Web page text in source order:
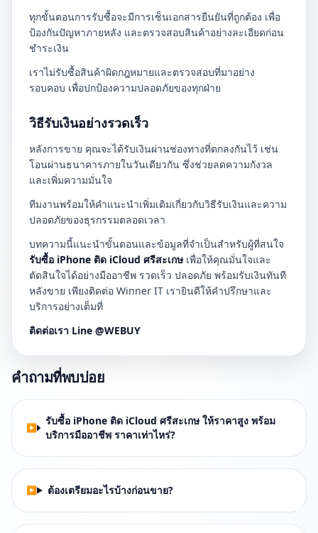
ทุกขั้นตอนการรับซื้อจะมีการเซ็นเอกสารยืนยันที่ถูกต้อง เพื่อ
ป้องกันปัญหาภายหลัง และตรวจสอบสินค้าอย่างละเอียดก่อน
ชำระเงิน
เราไม่รับซื้อสินค้าผิดกฎหมายและตรวจสอบที่มาอย่าง
รอบคอบ เพื่อปกป้องความปลอดภัยของทุกฝ่าย
วิธีรับเงินอย่างรวดเร็ว
หลังการขาย คุณจะได้รับเงินผ่านช่องทางที่ตกลงกันไว้ เช่น
โอนผ่านธนาคารภายในวันเดียวกัน ซึ่งช่วยลดความกังวล
และเพิ่มความมั่นใจ
ทีมงานพร้อมให้คำแนะนำเพิ่มเติมเกี่ยวกับวิธีรับเงินและความ
ปลอดภัยของธุรกรรมตลอดเวลา
บทความนี้แนะนำขั้นตอนและข้อมูลที่จำเป็นสำหรับผู้ที่สนใจ
รับซื้อ iPhone ติด iCloud ศรีสะเกษเพื่อให้คุณมั่นใจและ
ตัดสินใจได้อย่างมืออาชีพ รวดเร็ว ปลอดภัย พร้อมรับเงินทันที
หลังขาย เพียงติดต่อ Winner IT เรายินดีให้คำปรึกษาและ
บริการอย่างเต็มที่
ติดต่อเรา Line @WEBUY
คำถามที่พบบ่อย
รับซื้อ iPhone ติด iCloud ศรีสะเกษ ให้ราคาสูง พร้อม
บริการมืออาชีพ ราคาเท่าไหร่?
ต้องเตรียมอะไรบ้างก่อนขาย?